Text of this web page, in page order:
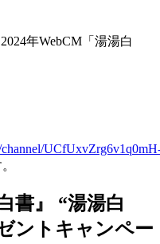
年WebCM「湯湯白
書』 “湯湯白
ントキャンペー